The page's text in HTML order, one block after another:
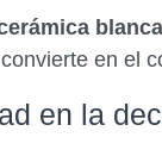
blanca
en el
en la